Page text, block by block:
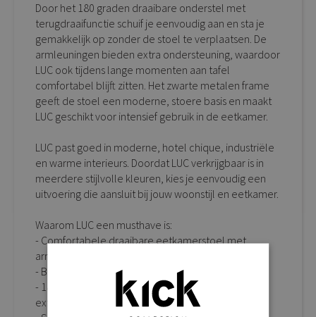
Door het 180 graden draaibare onderstel met
terugdraaifunctie schuif je eenvoudig aan en sta je
gemakkelijk op zonder de stoel te verplaatsen. De
armleuningen bieden extra ondersteuning, waardoor
LUC ook tijdens lange momenten aan tafel
comfortabel blijft zitten. Het zwarte metalen frame
geeft de stoel een moderne, stoere basis en maakt
LUC geschikt voor intensief gebruik in de eetkamer.
LUC past goed in moderne, hotel chique, industriële
en warme interieurs. Doordat LUC verkrijgbaar is in
meerdere stijlvolle kleuren, kies je eenvoudig een
uitvoering die aansluit bij jouw woonstijl en eetkamer.
Waarom LUC een musthave is:
- Comfortabele draaibare eetkamerstoel met
armleuningen
- Bekleed met luxe grove chenille stof
- 180 graden draaibaar met terugdraaifunctie voor
extra gebruiksgemak